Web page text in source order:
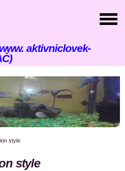
aktivniclovek-
style
style